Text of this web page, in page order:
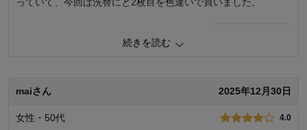
っていて、今回は洗替にと2枚目を色違いで買いました。
使用感・使いやすさ
続きを読む
maiさん 2025年12月30日
女性・50代 4.0